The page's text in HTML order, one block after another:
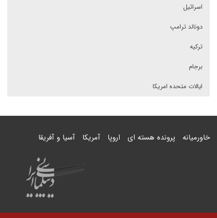
اسرائیل
دونالد ترامپ
ترکیه
برجام
ایالات متحده امریکا
خاورمیانه پرونده هسته ای اروپا آمریکا آسیا و آفریقا